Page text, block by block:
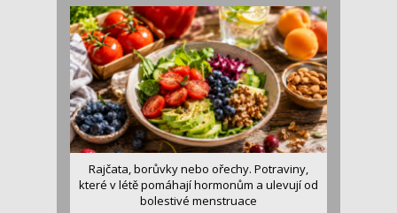
Rajčata, borůvky nebo ořechy. Potraviny,
které v létě pomáhají hormonům a ulevují od
bolestivé menstruace